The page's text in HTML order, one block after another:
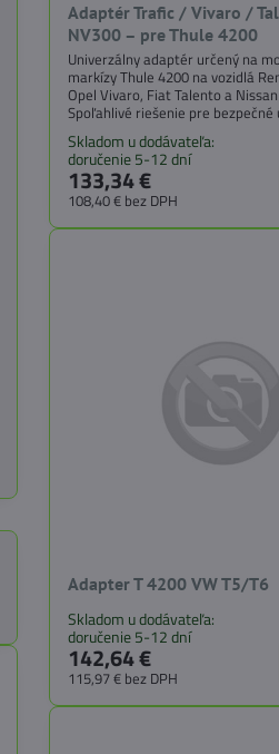
Adaptér Trafic / Vivaro /
NV300 – pre Thule 4200
Univerzálny adaptér určený na
markízy Thule 4200 na vozidlá
Opel Vivaro, Fiat Talento a
Spoľahlivé riešenie pre bezpečné
markízy na karavan alebo dodávku.
Skladom u dodávateľa:
doručenie 5-12 dní
133,34 €
108,40 € bez DPH
Adapter T 4200 VW T5/T6
Skladom u dodávateľa:
doručenie 5-12 dní
142,64 €
115,97 € bez DPH